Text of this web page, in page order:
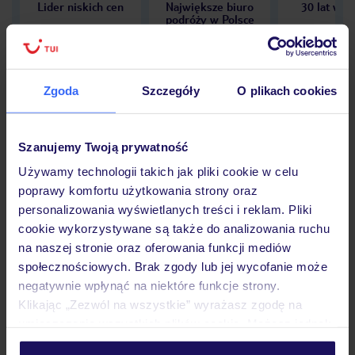
Zgoda Szczegóły O plikach cookies
Szanujemy Twoją prywatność
Używamy technologii takich jak pliki cookie w celu
poprawy komfortu użytkowania strony oraz
personalizowania wyświetlanych treści i reklam. Pliki
cookie wykorzystywane są także do analizowania ruchu
na naszej stronie oraz oferowania funkcji mediów
społecznościowych. Brak zgody lub jej wycofanie może
negatywnie wpłynąć na niektóre funkcje strony.
Klikając „Zezwól na wszystkie” wyrażasz zgodę na
personalizować swój wybór wchodząc w zakładkę
Lider niskich cen
Największe biuro
podróży w Polsce
30 lat w
Opinie
Pokoje
Wyżywienie